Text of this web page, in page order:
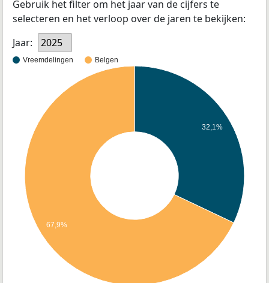
Gebruik het filter om het jaar van de cijfers te
selecteren en het verloop over de jaren te bekijken:
Jaar:
2025
Vreemdelingen Belgen
32,1%
67,9%